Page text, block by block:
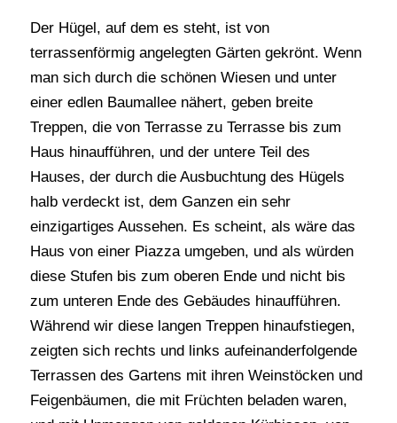
Der Hügel, auf dem es steht, ist von
terrassenförmig angelegten Gärten gekrönt. Wenn
man sich durch die schönen Wiesen und unter
einer edlen Baumallee nähert, geben breite
Treppen, die von Terrasse zu Terrasse bis zum
Haus hinaufführen, und der untere Teil des
Hauses, der durch die Ausbuchtung des Hügels
halb verdeckt ist, dem Ganzen ein sehr
einzigartiges Aussehen. Es scheint, als wäre das
Haus von einer Piazza umgeben, und als würden
diese Stufen bis zum oberen Ende und nicht bis
zum unteren Ende des Gebäudes hinaufführen.
Während wir diese langen Treppen hinaufstiegen,
zeigten sich rechts und links aufeinanderfolgende
Terrassen des Gartens mit ihren Weinstöcken und
Feigenbäumen, die mit Früchten beladen waren,